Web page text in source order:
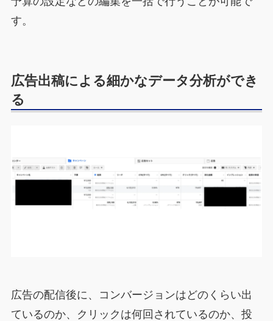
す。
広告出稿による細かなデータ分析ができ
る
広告の配信後に、コンバージョンはどのくらい出
ているのか、クリックは何回されているのか、投